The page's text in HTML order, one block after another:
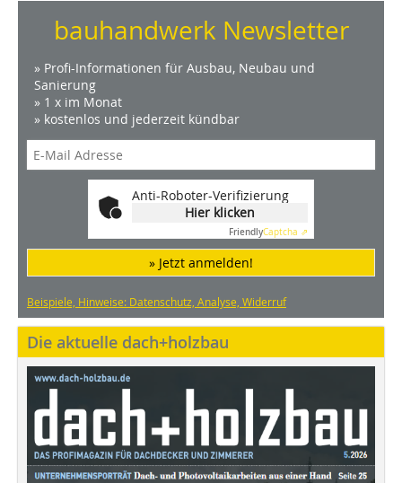
bauhandwerk Newsletter
» Profi-Informationen für Ausbau, Neubau und
Sanierung
» 1 x im Monat
» kostenlos und jederzeit kündbar
Anti-Roboter-Verifizierung
Hier klicken
FriendlyCaptcha ⇗
» Jetzt anmelden!
Beispiele, Hinweise: Datenschutz, Analyse, Widerruf
Die aktuelle dach+holzbau